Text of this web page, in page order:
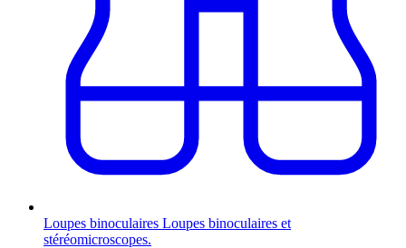
Loupes binoculaires Loupes binoculaires et
stéréomicroscopes.